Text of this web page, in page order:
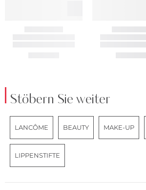
Stöbern Sie weiter
LANCÔME BEAUTY MAKE-UP
LIPPENSTIFTE